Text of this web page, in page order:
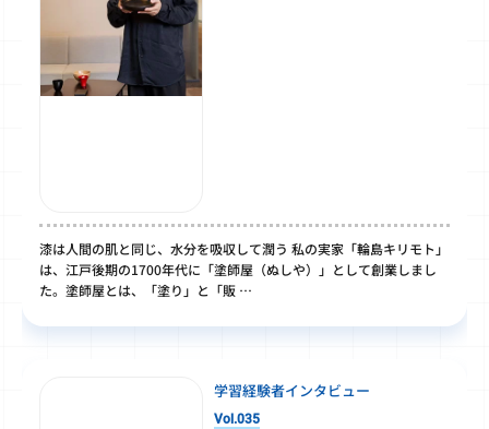
漆は人間の肌と同じ、水分を吸収して潤う 私の実家「輪島キリモト」
は、江戸後期の1700年代に「塗師屋（ぬしや）」として創業しまし
た。塗師屋とは、「塗り」と「販 …
学習経験者インタビュー
Vol.035